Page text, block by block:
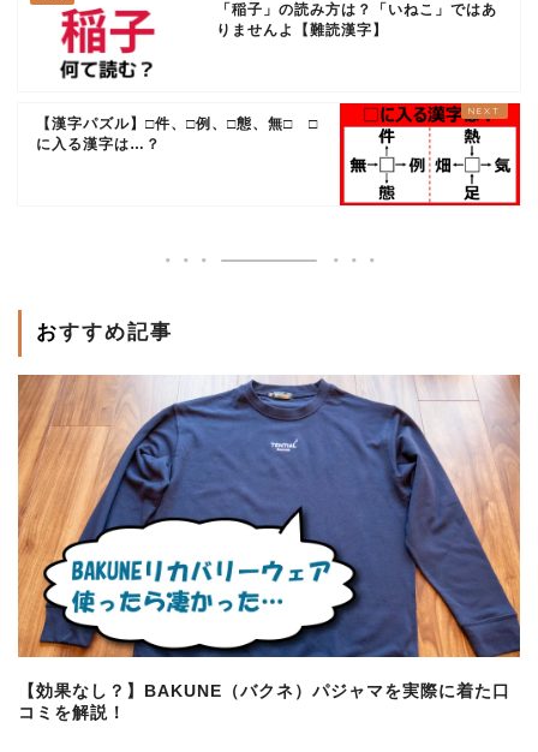
「稲子」の読み方は？「いねこ」ではあ
りませんよ【難読漢字】
【漢字パズル】□件、□例、□態、無□ □
に入る漢字は…？
おすすめ記事
【効果なし？】BAKUNE（バクネ）パジャマを実際に着た口
コミを解説！